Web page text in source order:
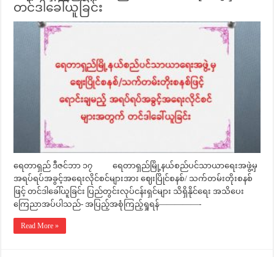
တင်ဒါခေါ်ယူခြင်း
ရေတာရှည် ဒီဇင်ဘာ ၁၇ ရေတာရှည်မြို့နယ်စည်ပင်သာယာရေးအဖွဲ့မှ
အရပ်ရပ်အခွင့်အရေးလိုင်စင်များအား ဈေးပြိုင်စနစ်/ သက်တမ်းတိုးစနစ်
ဖြင့် တင်ဒါခေါ်ယူခြင်း ပြည်တွင်းလုပ်ငန်းရှင်များ သိရှိနိုင်ရေး အသိပေး
ကြေညာအပ်ပါသည်- အပြည့်အစုံကြည့်ရှုရန်—————-
Read More »